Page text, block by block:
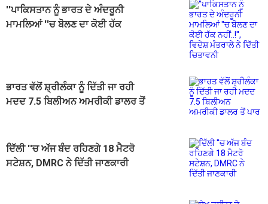
''ਪਾਕਿਸਤਾਨ ਨੂੰ ਭਾਰਤ ਦੇ ਅੰਦਰੂਨੀ
ਮਾਮਲਿਆਂ ''ਚ ਬੋਲਣ ਦਾ ਕੋਈ ਹੱਕ
ਭਾਰਤ ਵੱਲੋਂ ਸ਼੍ਰੀਲੰਕਾ ਨੂੰ ਦਿੱਤੀ ਜਾ ਰਹੀ
ਮਦਦ 7.5 ਬਿਲੀਅਨ ਅਮਰੀਕੀ ਡਾਲਰ ਤੋਂ
ਦਿੱਲੀ ''ਚ ਅੱਜ ਬੰਦ ਰਹਿਣਗੇ 18 ਮੈਟਰੋ
ਸਟੇਸ਼ਨ, DMRC ਨੇ ਦਿੱਤੀ ਜਾਣਕਾਰੀ